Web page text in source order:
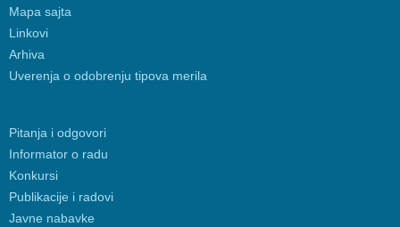
Mapa sajta
Linkovi
Arhiva
Uverenja o odobrenju tipova merila
Pitanja i odgovori
Informator o radu
Konkursi
Publikacije i radovi
Javne nabavke